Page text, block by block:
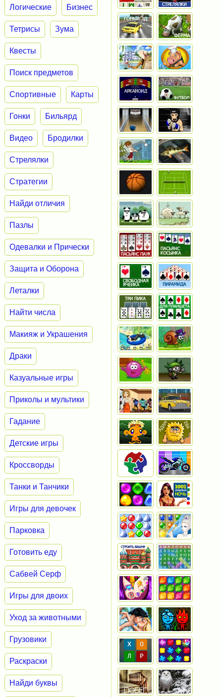
Логические Бизнес
Тетрисы Зума
Квесты
Поиск предметов
Спортивные Карты
Гонки Бильярд
Видео Бродилки
Стрелялки
Стратегии
Найди отличия
Пазлы
Одевалки и Прически
Защита и Оборона
Леталки
Найти числа
Макияж и Украшения
Драки
Казуальные игры
Приколы и мультики
Гадание
Детские игры
Кроссворды
Танки и Танчики
Игры для девочек
Парковка
Готовить еду
Сабвей Серф
Игры для двоих
Уход за животными
Грузовики
Раскраски
Найди буквы